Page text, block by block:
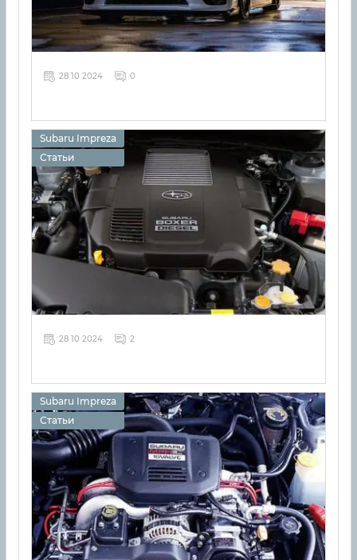
28 10 2024 0
Subaru Impreza
Статьи
28 10 2024 2
Subaru Impreza
Статьи